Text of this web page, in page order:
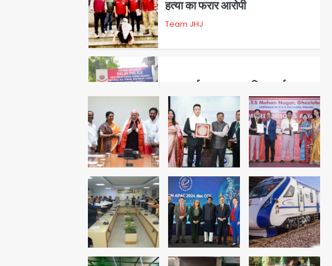
3
हत्या का फरार आरोपी
Team JHJ
4
डबल मर्डर का मुख्य साजिशकर्ता
क्राइम ब्रांच के हत्थे
Team JHJ
5
रोहित चौधरी गैंग का कुख्यात बदमाश
राजस्थान से गिरफ्तार
Team JHJ